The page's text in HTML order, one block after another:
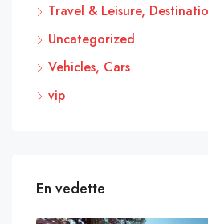
Travel & Leisure,
Uncategorized
Vehicles, Cars
vip
En vedette